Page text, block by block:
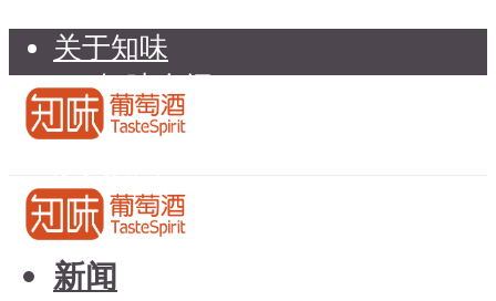
关于知味
知味介绍
知味专家顾问委员会
联系我们
知味荐酒
新闻